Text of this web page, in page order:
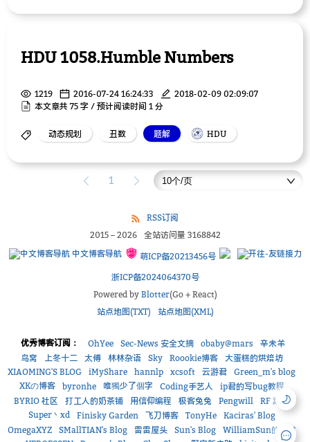
HDU 1058.Humble Numbers
1219 2016-07-24 16:24:33
2018-02-09 02:09:07
本文章共 75 字 / 预计阅读时间 1 分
动态规划 丑数 题解 HDU
1
RSS订阅
2015– 2026 全站访问量 3168842
中文博客导航
萌ICP备20213456号
浙ICP备2024064370号
Powered by Blotter(Go + React)
站点地图(TXT)
站点地图(XML)
优秀博客订阅： OhYee Sec-News 安全文摘 obaby@mars
辛未羊
鸟窝
上冬十二 太傅 林林杂语 Sky Roookie博客
大蛋糕的烘焙坊
XIAOMING'S BLOG
iMyShare hannlp xcsoft 云游君
Green_m's blog
XKの博客
byronhe 唯獨少了個字 Coding手艺人
ip君的写bug教程
BYRIO 社区
打工人的奶茶铺 用信仰编程 极客兔兔 Pengwill
RF 菜鸟
Super丶xd
Finisky Garden 飞刀博客 TonyHe
Kaciras' Blog
OmegaXYZ
SMallTIAN's Blog 雷雷屋头 Sun's Blog
WilliamSun的小窝